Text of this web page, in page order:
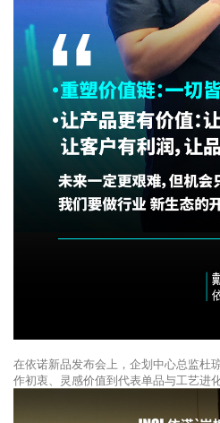
在依诺新品发布会上，企划中心总监杜
作初衷、灵感价值到代表单品与工艺进